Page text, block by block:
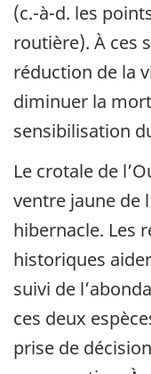
(c.-à-d. les
routière). À ces
réduction de la
diminuer la
sensibilisation
Le crotale de
ventre jaune de
hibernacle. Les
historiques
suivi de
ces deux
prise de